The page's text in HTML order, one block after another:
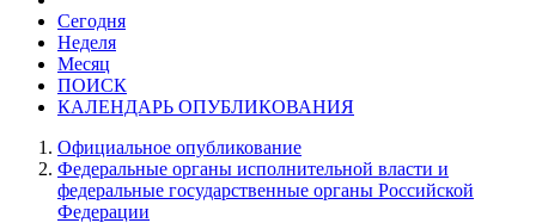
Сегодня
Неделя
Месяц
ПОИСК
КАЛЕНДАРЬ ОПУБЛИКОВАНИЯ
Официальное опубликование
Федеральные органы исполнительной власти и
федеральные государственные органы Российской
Федерации